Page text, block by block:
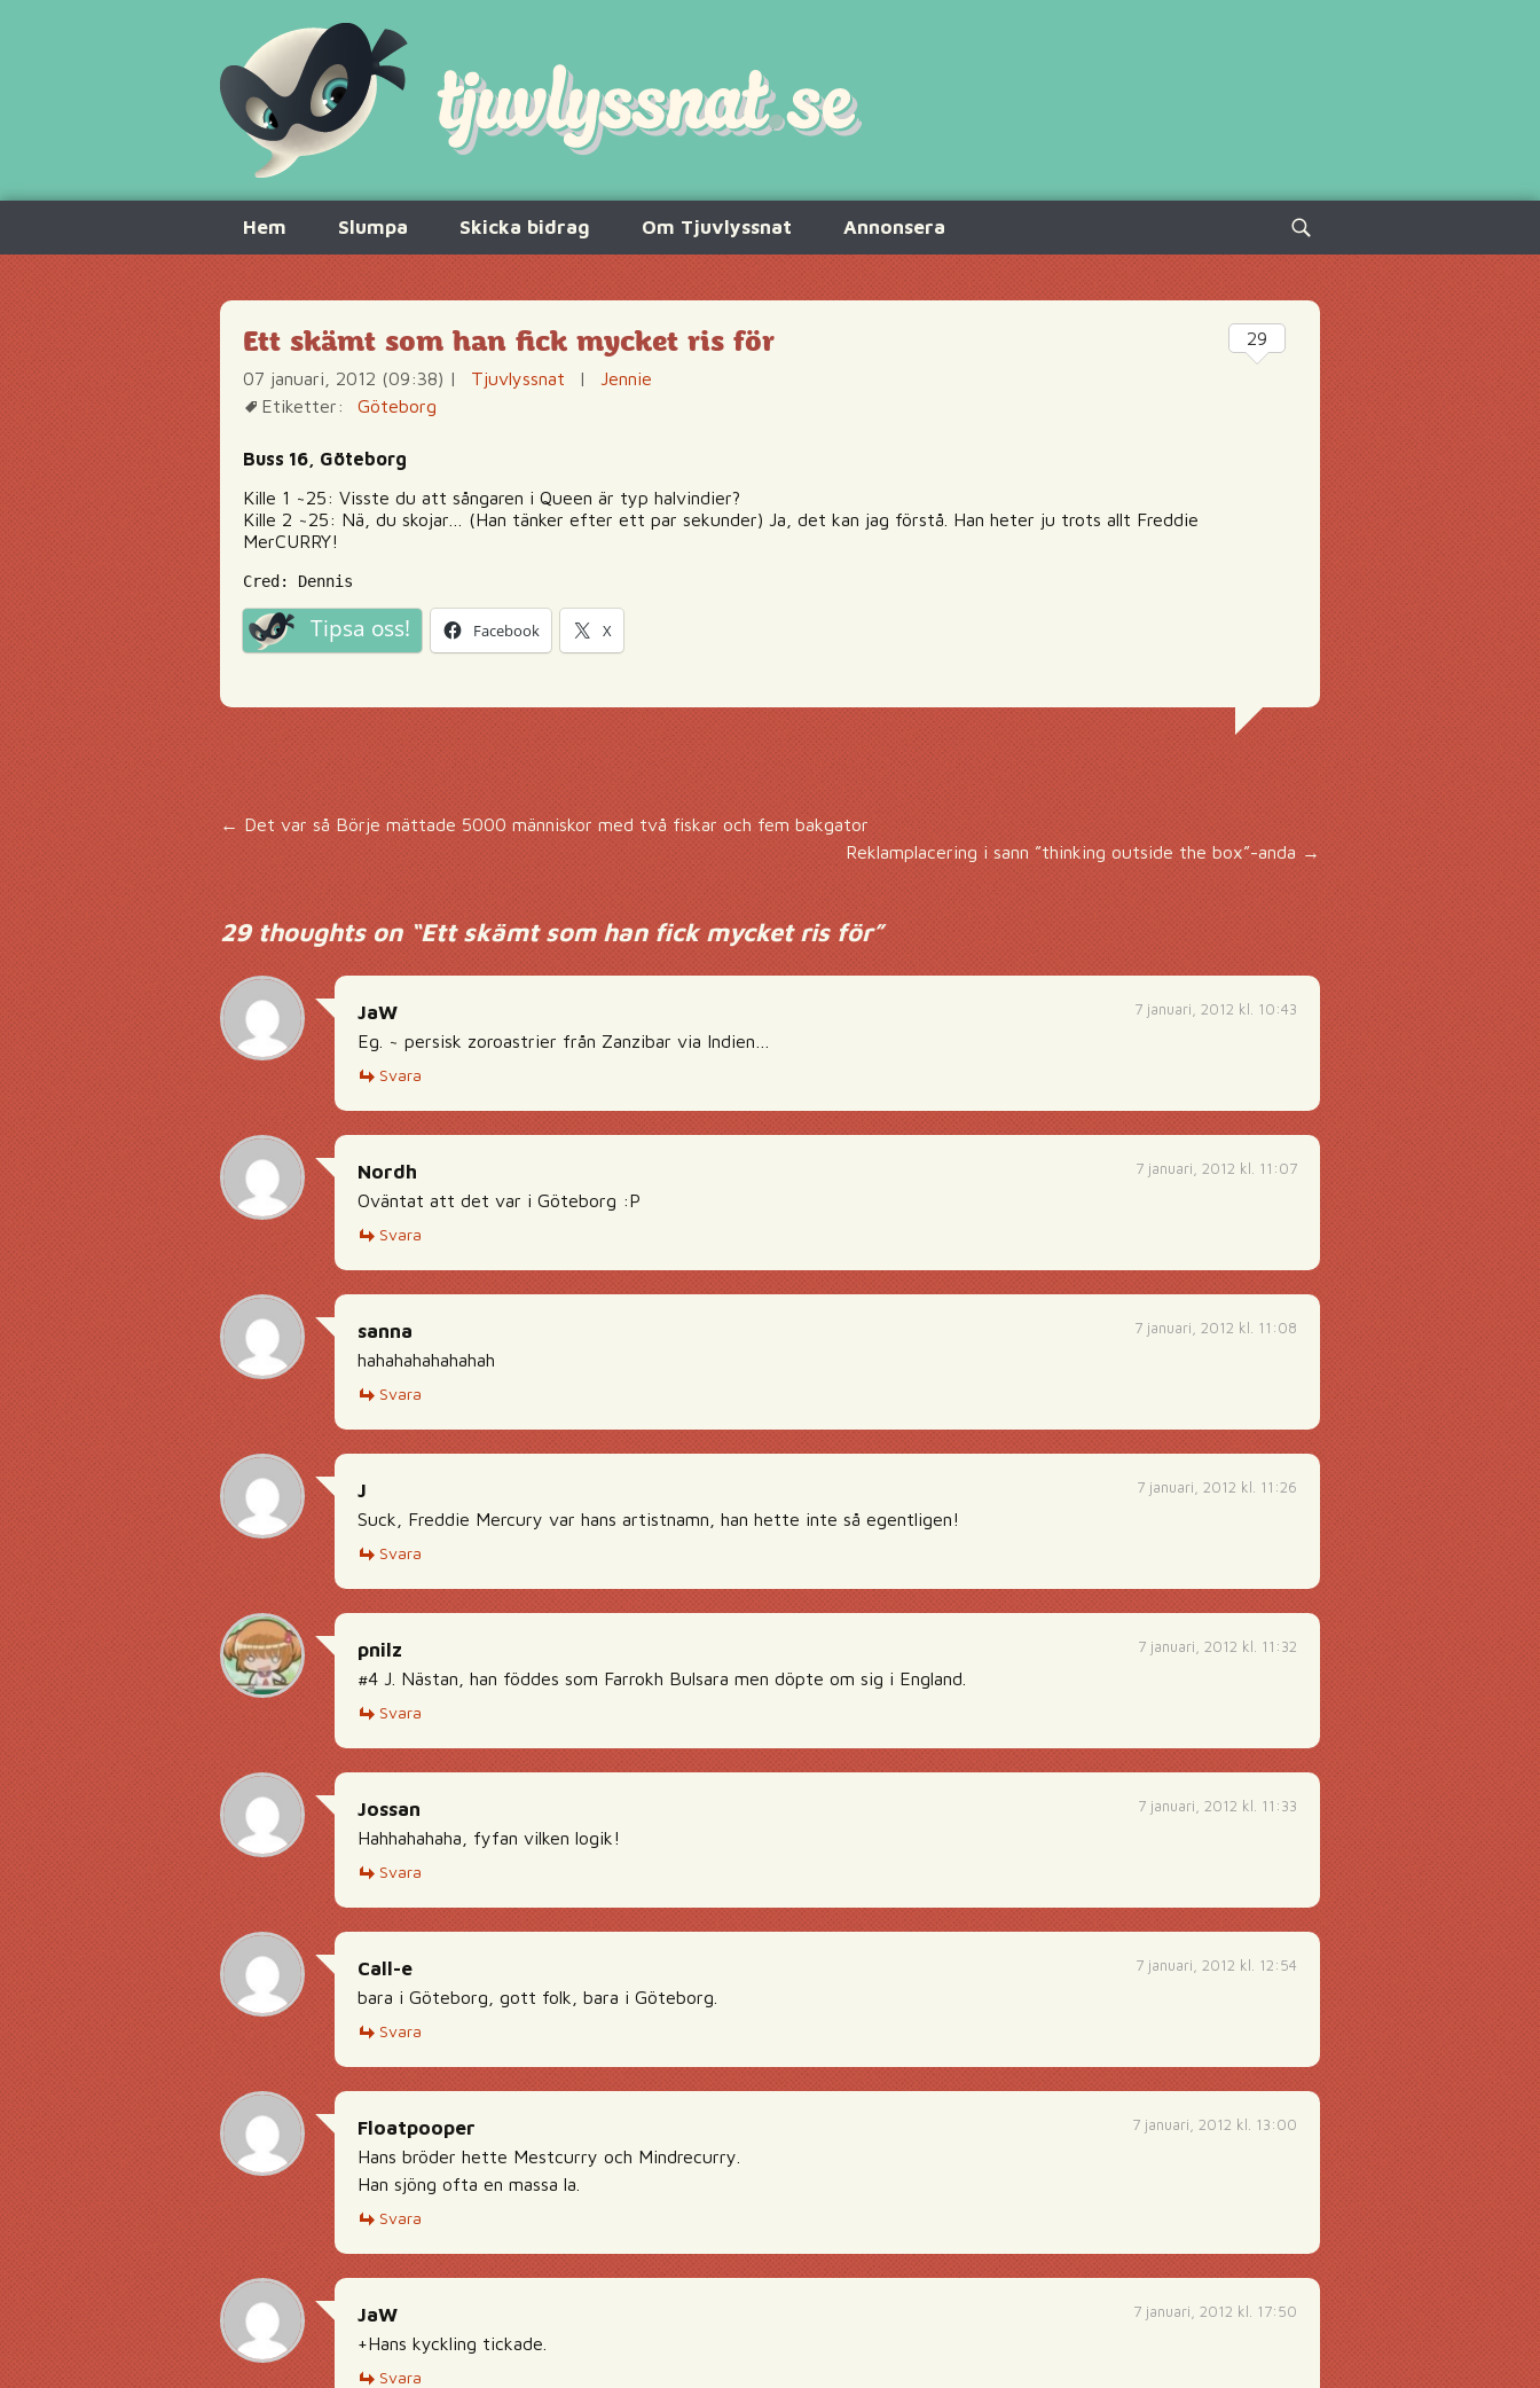
innehåll
Hem Slumpa Skicka bidrag Om Tjuvlyssnat Annonsera
Sök
efter:
Ett skämt som han fick mycket ris för
07 januari, 2012 (09:38) | Tjuvlyssnat |
Jennie
Etiketter:
Göteborg
Buss 16, Göteborg
Kille 1 ~25: Visste du att sångaren i Queen är typ halvindier?
Kille 2 ~25: Nä, du skojar… (Han tänker efter ett par sekunder) Ja, det kan jag förstå. Han heter ju trots allt Freddie
MerCURRY!
Cred: Dennis
Tipsa oss! Facebook X
29
Inläggsnavigering
←Det var så Börje mättade 5000 människor med två fiskar och fem bakgator
Reklamplacering i sann ”thinking outside the box”-anda →
29 thoughts on “Ett skämt som han fick mycket ris för”
7 januari, 2012 kl. 10:43
JaW
Eg. ~ persisk zoroastrier från Zanzibar via Indien…
Svara
7 januari, 2012 kl. 11:07
Nordh
Oväntat att det var i Göteborg :P
Svara
7 januari, 2012 kl. 11:08
sanna
hahahahahahahah
Svara
7 januari, 2012 kl. 11:26
J
Suck, Freddie Mercury var hans artistnamn, han hette inte så egentligen!
Svara
7 januari, 2012 kl. 11:32
pnilz
#4 J. Nästan, han föddes som Farrokh Bulsara men döpte om sig i England.
Svara
7 januari, 2012 kl. 11:33
Jossan
Hahhahahaha, fyfan vilken logik!
Svara
7 januari, 2012 kl. 12:54
Call-e
bara i Göteborg, gott folk, bara i Göteborg.
Svara
7 januari, 2012 kl. 13:00
Floatpooper
Hans bröder hette Mestcurry och Mindrecurry.
Han sjöng ofta en massa la.
Svara
7 januari, 2012 kl. 17:50
JaW
+Hans kyckling tickade.
Svara